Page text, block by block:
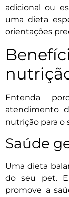
adicional ou
uma dieta
orientações
Entenda
atendimento
nutrição para o
Saúde
Uma dieta
do seu pet.
promove a